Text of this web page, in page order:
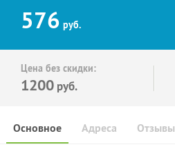
576 руб.
Цена без скидки:
1200 руб.
Основное Отзывы
Адреса